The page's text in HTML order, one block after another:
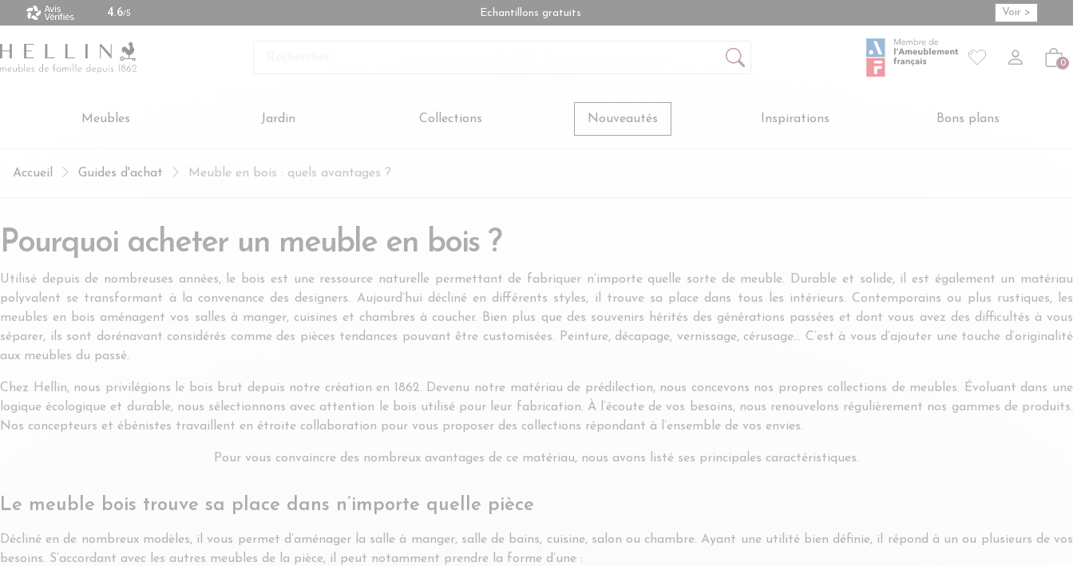
sont made in Europe Echantillons gratuits Voir >
Votre liste de
Créer
Mon compte
S'inscrire
Connexion 0
Meubles Jardin Collections Nouveautés Inspirations Bons plans
Accueil Guides d'achat Meuble en bois : quels avantages ?
Pourquoi acheter un meuble en bois ?
Utilisé depuis de nombreuses années, le bois est une ressource naturelle permettant de fabriquer n’importe quelle sorte de meuble. Durable et solide, il est également un matériau
polyvalent se transformant à la convenance des designers. Aujourd’hui décliné en différents styles, il trouve sa place dans tous les intérieurs. Contemporains ou plus rustiques, les
meubles en bois aménagent vos salles à manger, cuisines et chambres à coucher. Bien plus que des souvenirs hérités des générations passées et dont vous avez des difficultés à vous
séparer, ils sont dorénavant considérés comme des pièces tendances pouvant être customisées. Peinture, décapage, vernissage, cérusage… C’est à vous d’ajouter une touche d’originalité
aux meubles du passé.
Chez Hellin, nous privilégions le bois brut depuis notre création en 1862. Devenu notre matériau de prédilection, nous concevons nos propres collections de meubles. Évoluant dans une
logique écologique et durable, nous sélectionnons avec attention le bois utilisé pour leur fabrication. À l’écoute de vos besoins, nous renouvelons régulièrement nos gammes de produits.
Nos concepteurs et ébénistes travaillent en étroite collaboration pour vous proposer des collections répondant à l’ensemble de vos envies.
Pour vous convaincre des nombreux avantages de ce matériau, nous avons listé ses principales caractéristiques.
Le meuble bois trouve sa place dans n’importe quelle pièce
Décliné en de nombreux modèles, il vous permet d’aménager la salle à manger, salle de bains, cuisine, salon ou chambre. Ayant une utilité bien définie, il répond à un ou plusieurs de vos
besoins. S’accordant avec les autres meubles de la pièce, il peut notamment prendre la forme d’une :